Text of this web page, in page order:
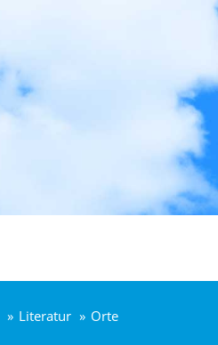
Literatur Orte